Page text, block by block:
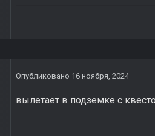
Опубликовано 16 ноября, 2024
вылетает в подземке с